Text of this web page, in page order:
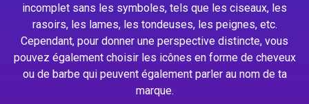
incomplet sans les symboles, tels que les ciseaux, les
rasoirs, les lames, les tondeuses, les peignes, etc.
Cependant, pour donner une perspective distincte, vous
pouvez également choisir les icônes en forme de cheveux
ou de barbe qui peuvent également parler au nom de ta
marque.